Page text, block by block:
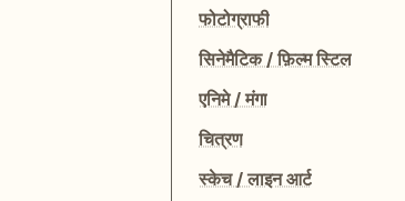
फोटोग्राफी
सिनेमैटिक / फ़िल्म स्टिल
एनिमे / मंगा
चित्रण
स्केच / लाइन आर्ट